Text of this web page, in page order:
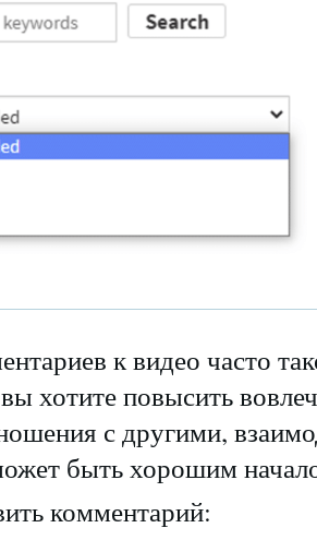
к видео часто
хотите повысить
с другими,
быть хорошим
комментарий: